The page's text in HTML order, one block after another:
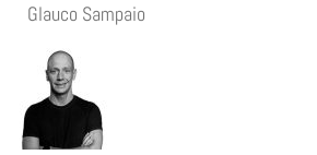
Glauco Sampaio